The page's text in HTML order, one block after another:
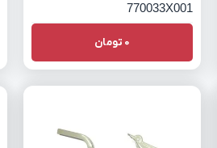
770033X001
0 تومان